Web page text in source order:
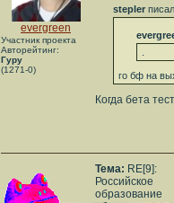
evergreen
Участник проекта
Авторейтинг:
Гуру
(1271-0)
stepler
го бф на
Когда бета
Тема: RE[9]:
Российское
образование